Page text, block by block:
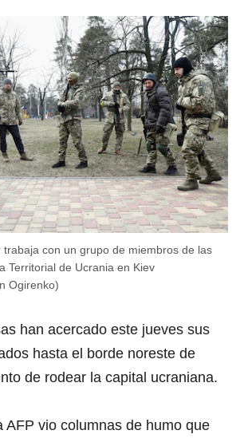
trabaja con un grupo de miembros de las
Territorial de Ucrania en Kiev
Ogirenko)
han acercado este jueves sus
hasta el borde noreste de
de rodear la capital ucraniana.
AFP vio columnas de humo que